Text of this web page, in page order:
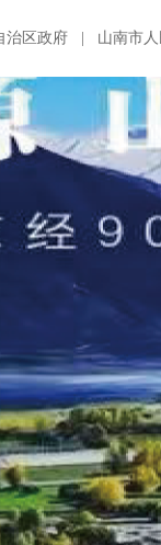
治区政府 山南市